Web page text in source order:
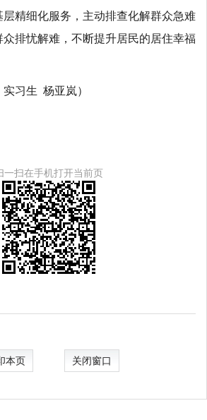
层精细化服务，主动排查化解群众急难
排忧解难，不断提升居民的居住幸福
习生 杨亚岚）
一扫在手机打开当前页
本页 关闭窗口